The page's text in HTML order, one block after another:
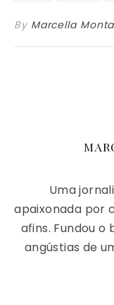
By Marcella
Uma
apaixonada por
afins. Fundou o
angústias de